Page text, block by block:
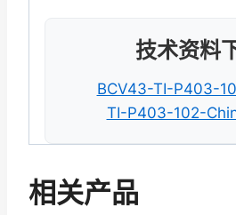
技术资料
BCV43-TI-P403-
TI-P403-102-
相关产品